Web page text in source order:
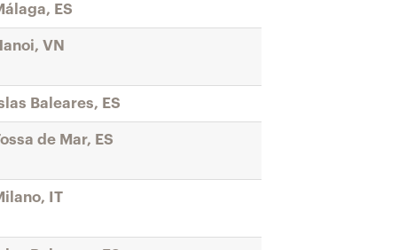
ES
VN
Baleares, ES
de Mar, ES
IT